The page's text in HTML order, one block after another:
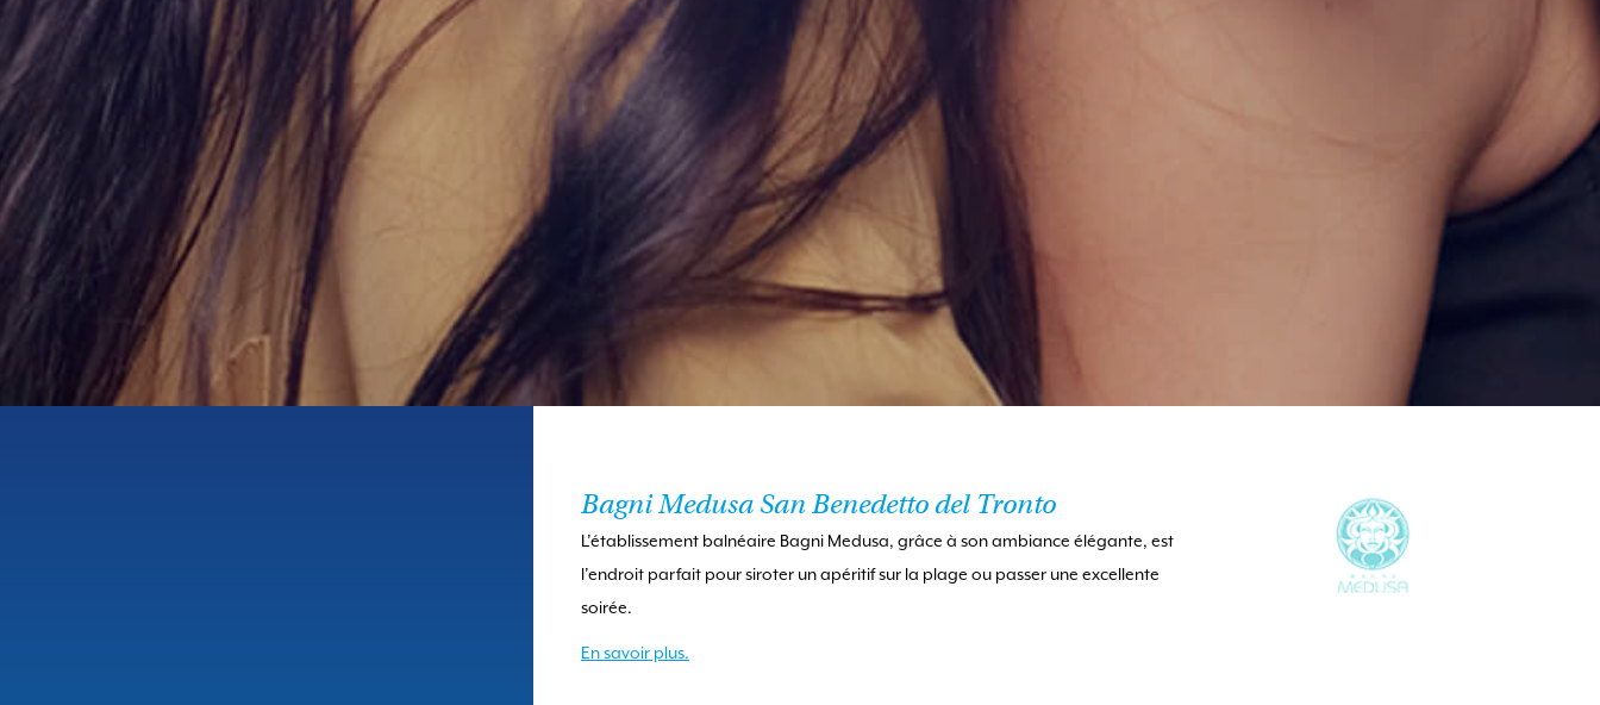
Bagni Medusa San Benedetto del Tronto
L’établissement balnéaire Bagni Medusa, grâce à son ambiance élégante, est
l’endroit parfait pour siroter un apéritif sur la plage ou passer une excellente
soirée.
En savoir plus.